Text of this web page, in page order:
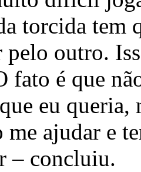
torcida tem
outro.
fato é que
eu queria,
me ajudar e
– concluiu.